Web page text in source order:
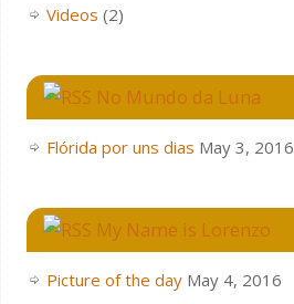
Videos (2)
No Mundo da Luna
Flórida por uns dias May 3, 2016
My Name is Lorenzo
Picture of the day May 4, 2016